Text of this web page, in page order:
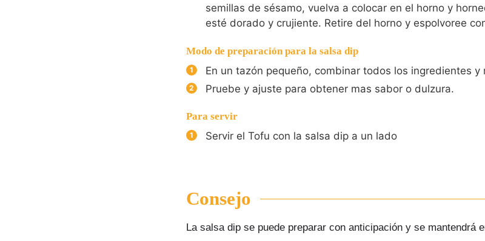
semillas de sésamo, vuelva a colocar en el horno y
esté dorado y crujiente. Retire del horno y espolvoree
Modo de preparación para la salsa dip
En un tazón pequeño, combinar todos los ingredientes y
Pruebe y ajuste para obtener mas sabor o dulzura.
Para servir
Servir el Tofu con la salsa dip a un lado
Consejo
La salsa dip se puede preparar con anticipación y se mantendrá